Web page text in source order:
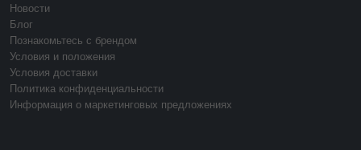
Новости
Блог
Познакомьтесь с брендом
Условия и положения
Условия доставки
Политика конфиденциальности
Информация о маркетинговых предложениях